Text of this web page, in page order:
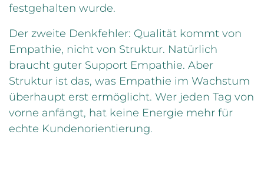
festgehalten wurde.
Der zweite Denkfehler: Qualität kommt von
Empathie, nicht von Struktur. Natürlich
braucht guter Support Empathie. Aber
Struktur ist das, was Empathie im Wachstum
überhaupt erst ermöglicht. Wer jeden Tag von
vorne anfängt, hat keine Energie mehr für
echte Kundenorientierung.